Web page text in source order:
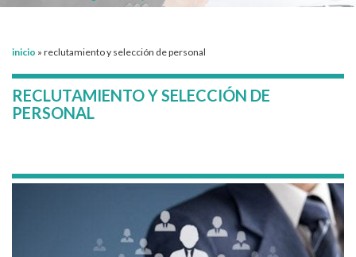
inicio » reclutamiento y selección de personal
RECLUTAMIENTO Y SELECCIÓN DE
PERSONAL